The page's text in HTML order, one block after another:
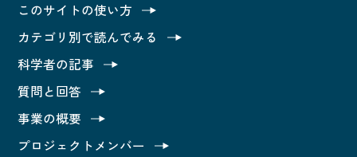
このサイトの使い方
カテゴリ別で読んでみる
科学者の記事
このサイトの使い方
カテゴリ別で読んでみる
科学者の記事
質問と回答
事業の概要
プロジェクトメンバー